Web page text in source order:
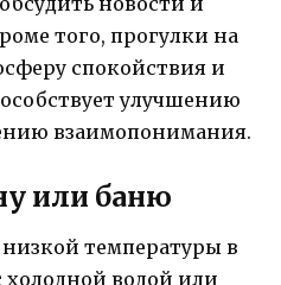
того, прогулки на
спокойствия и
улучшению
взаимопонимания.
или баню
температуры в
холодной водой или